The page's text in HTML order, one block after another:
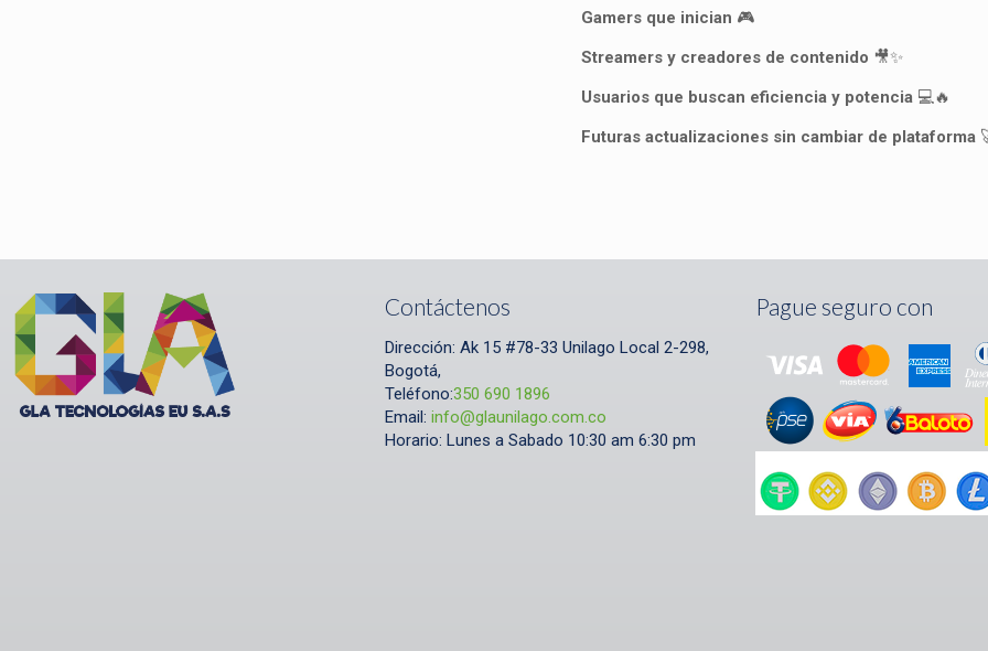
Gamers que inician 🎮
Streamers y creadores de contenido 🎥✨
Usuarios que buscan eficiencia y potencia 💻🔥
Futuras actualizaciones sin cambiar de plataforma
Contáctenos
Dirección: Ak 15 #78-33 Unilago Local 2-298,
Bogotá,
Teléfono:350 690 1896
Email: info@glaunilago.com.co
Horario: Lunes a Sabado 10:30 am 6:30 pm
Pague seguro con